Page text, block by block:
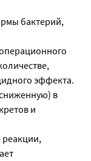
бактерий,
эффекта.
в
и
реакции,